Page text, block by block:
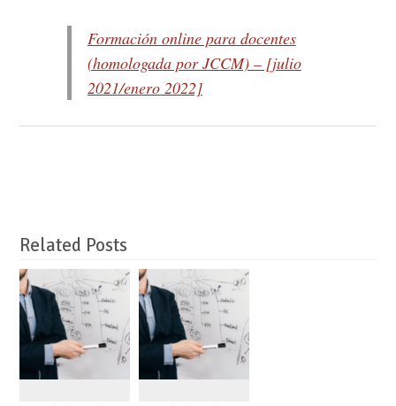
Formación online para docentes
(homologada por JCCM) – [julio
2021/enero 2022]
Related Posts